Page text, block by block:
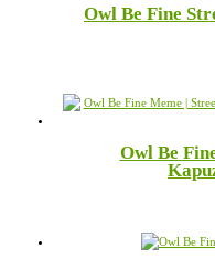
Owl Be Fine
Owl Be